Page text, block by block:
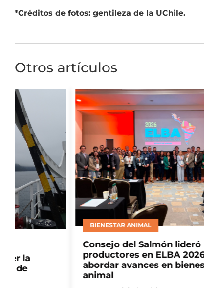
*Créditos de fotos: gentileza de la UChile.
Otros artículos
BIENESTAR ANIMAL
Consejo del Salmón lideró panel de
productores en ELBA 2026 para
abordar avances en bienestar